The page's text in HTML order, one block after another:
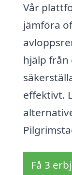
Vår
jämföra
hjälp från
effektivt.
Få 3